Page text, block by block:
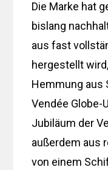
Die Marke hat
bislang
aus fast
hergestellt
Hemmung aus
Vendée Globe-
Jubiläum der
außerdem aus
von einem